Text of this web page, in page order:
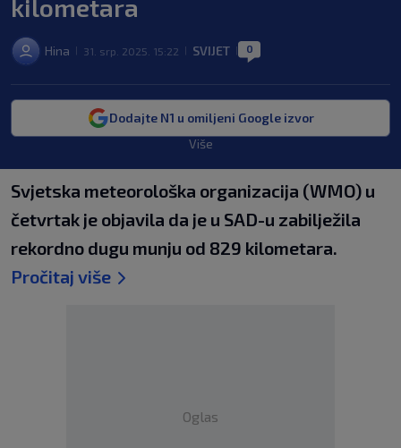
kilometara
Hina 31. srp. 2025. 15:22 SVIJET 0
Dodajte N1 u omiljeni Google izvor
Više
Svjetska meteorološka organizacija (WMO) u
četvrtak je objavila da je u SAD-u zabilježila
rekordno dugu munju od 829 kilometara.
Pročitaj više
Oglas